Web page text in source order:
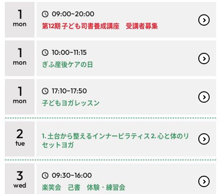
1
mon
09:00~20:00
第12期 子ども司書養成講座 受講者募集
1
mon
10:00~11:15
ぎふ産後ケアの日
1
mon
17:10~17:50
子どもヨガレッスン
2
tue
1. 土台から整えるインナーピラティス 2. 心と体のリ
セットヨガ
3
wed
09:30~16:00
楽笑会 己書 体験・練習会